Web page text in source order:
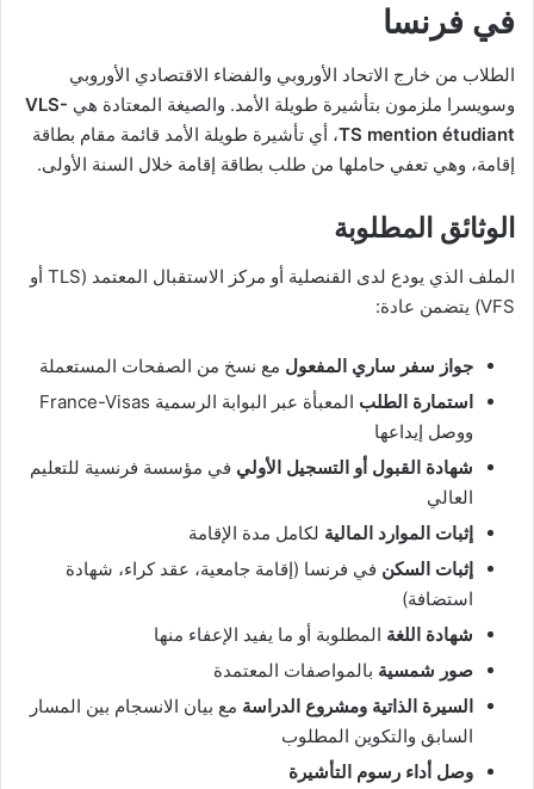
في فرنسا
الطلاب من خارج الاتحاد الأوروبي والفضاء الاقتصادي الأوروبي
وسويسرا ملزمون بتأشيرة طويلة الأمد. والصيغة المعتادة هي VLS-
TS mention étudiant، أي تأشيرة طويلة الأمد قائمة مقام بطاقة
إقامة، وهي تعفي حاملها من طلب بطاقة إقامة خلال السنة الأولى.
الوثائق المطلوبة
الملف الذي يودع لدى القنصلية أو مركز الاستقبال المعتمد (TLS أو
VFS) يتضمن عادة:
جواز سفر ساري المفعول مع نسخ من الصفحات المستعملة
استمارة الطلب
المعبأة عبر البوابة الرسمية France-Visas
ووصل إيداعها
شهادة القبول أو التسجيل الأولي في مؤسسة فرنسية للتعليم
العالي
إثبات الموارد المالية لكامل مدة الإقامة
إثبات السكن في فرنسا (إقامة جامعية، عقد كراء، شهادة
استضافة)
شهادة اللغة المطلوبة أو ما يفيد الإعفاء منها
صور شمسية بالمواصفات المعتمدة
السيرة الذاتية ومشروع الدراسة مع بيان الانسجام بين المسار
السابق والتكوين المطلوب
وصل أداء رسوم التأشيرة